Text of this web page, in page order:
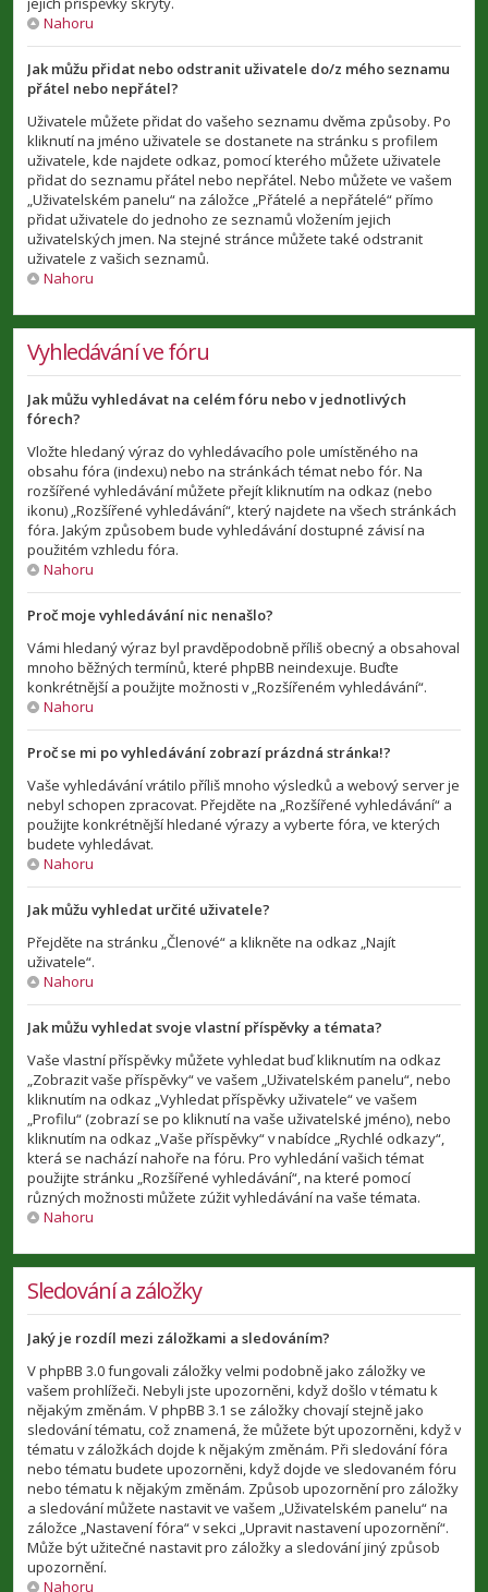
Nahoru
Jak můžu přidat nebo odstranit uživatele do/z mého seznamu
přátel nebo nepřátel?
Uživatele můžete přidat do vašeho seznamu dvěma způsoby. Po
kliknutí na jméno uživatele se dostanete na stránku s profilem
uživatele, kde najdete odkaz, pomocí kterého můžete uživatele
přidat do seznamu přátel nebo nepřátel. Nebo můžete ve vašem
„Uživatelském panelu“ na záložce „Přátelé a nepřátelé“ přímo
přidat uživatele do jednoho ze seznamů vložením jejich
uživatelských jmen. Na stejné stránce můžete také odstranit
uživatele z vašich seznamů.
Nahoru
Vyhledávání ve fóru
Jak můžu vyhledávat na celém fóru nebo v jednotlivých
fórech?
Vložte hledaný výraz do vyhledávacího pole umístěného na
obsahu fóra (indexu) nebo na stránkách témat nebo fór. Na
rozšířené vyhledávání můžete přejít kliknutím na odkaz (nebo
ikonu) „Rozšířené vyhledávání“, který najdete na všech stránkách
fóra. Jakým způsobem bude vyhledávání dostupné závisí na
použitém vzhledu fóra.
Nahoru
Proč moje vyhledávání nic nenašlo?
Vámi hledaný výraz byl pravděpodobně příliš obecný a obsahoval
mnoho běžných termínů, které phpBB neindexuje. Buďte
konkrétnější a použijte možnosti v „Rozšířeném vyhledávání“.
Nahoru
Proč se mi po vyhledávání zobrazí prázdná stránka!?
Vaše vyhledávání vrátilo příliš mnoho výsledků a webový server je
nebyl schopen zpracovat. Přejděte na „Rozšířené vyhledávání“ a
použijte konkrétnější hledané výrazy a vyberte fóra, ve kterých
budete vyhledávat.
Nahoru
Jak můžu vyhledat určité uživatele?
Přejděte na stránku „Členové“ a klikněte na odkaz „Najít
uživatele“.
Nahoru
Jak můžu vyhledat svoje vlastní příspěvky a témata?
Vaše vlastní příspěvky můžete vyhledat buď kliknutím na odkaz
„Zobrazit vaše příspěvky“ ve vašem „Uživatelském panelu“, nebo
kliknutím na odkaz „Vyhledat příspěvky uživatele“ ve vašem
„Profilu“ (zobrazí se po kliknutí na vaše uživatelské jméno), nebo
kliknutím na odkaz „Vaše příspěvky“ v nabídce „Rychlé odkazy“,
která se nachází nahoře na fóru. Pro vyhledání vašich témat
použijte stránku „Rozšířené vyhledávání“, na které pomocí
různých možnosti můžete zúžit vyhledávání na vaše témata.
Nahoru
Sledování a záložky
Jaký je rozdíl mezi záložkami a sledováním?
V phpBB 3.0 fungovali záložky velmi podobně jako záložky ve
vašem prohlížeči. Nebyli jste upozorněni, když došlo v tématu k
nějakým změnám. V phpBB 3.1 se záložky chovají stejně jako
sledování tématu, což znamená, že můžete být upozorněni, když v
tématu v záložkách dojde k nějakým změnám. Při sledování fóra
nebo tématu budete upozorněni, když dojde ve sledovaném fóru
nebo tématu k nějakým změnám. Způsob upozornění pro záložky
a sledování můžete nastavit ve vašem „Uživatelském panelu“ na
záložce „Nastavení fóra“ v sekci „Upravit nastavení upozornění“.
Může být užitečné nastavit pro záložky a sledování jiný způsob
upozornění.
Nahoru